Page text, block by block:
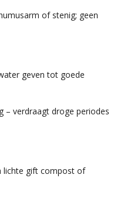
of stenig; geen
geven tot goede
– verdraagt droge periodes
lichte gift compost of